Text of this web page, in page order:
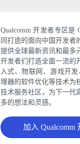
Qualcomm 开发者专区是
同打造的面向中国开发者
提供全球最新资讯和最多
开发者们打造全面一流的
入式、物联网、游戏开
理器的软件优化等技术为
技术服务社区，为下一代
多的想法和灵感。
加入 Qualcomm